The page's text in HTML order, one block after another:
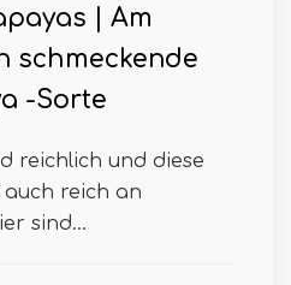
| Am
schmeckende
-Sorte
reichlich und diese
reich an
sind...